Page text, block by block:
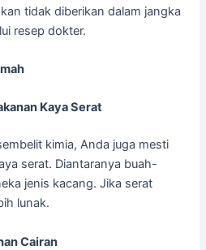
tidak diberikan dalam jangka
resep dokter.
Kaya Serat
kimia, Anda juga mesti
serat. Diantaranya buah-
jenis kacang. Jika serat
lunak.
Cairan